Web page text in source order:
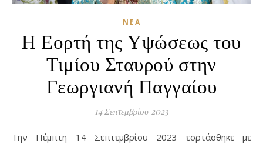
ΝΈΑ
Η Εορτή της Υψώσεως του
Τιμίου Σταυρού στην
Γεωργιανή Παγγαίου
14 Σεπτεμβρίου 2023
Την Πέμπτη 14 Σεπτεμβρίου 2023 εορτάσθηκε με